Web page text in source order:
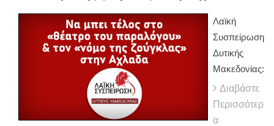
Λαϊκή
Συσπείρωση
Δυτικής
Μακεδονίας:
Διαβάστε
Περισσότερ
α